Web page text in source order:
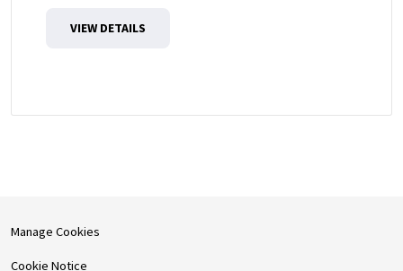
VIEW DETAILS
Manage Cookies
Cookie Notice